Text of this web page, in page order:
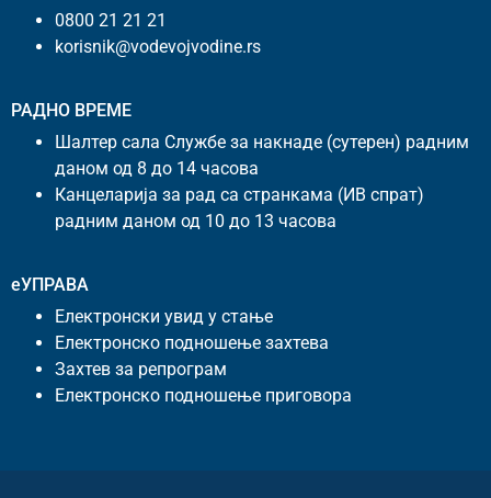
0800 21 21 21
korisnik@vodevojvodine.rs
РАДНО ВРЕМЕ
Шалтер сала Службе за накнаде (сутерен) радним
даном од 8 до 14 часова
Канцеларија за рад са странкама (ИВ спрат)
радним даном од 10 до 13 часова
еУПРАВА
Електронски увид у стање
Електронско подношење захтева
Захтев за репрограм
Електронско подношење приговора